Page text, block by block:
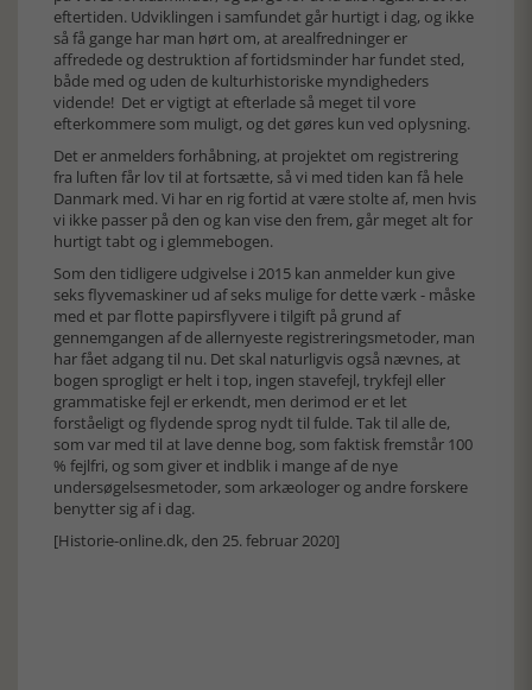
eftertiden. Udviklingen i samfundet går hurtigt i dag, og ikke
så få gange har man hørt om, at arealfredninger er
affredede og destruktion af fortidsminder har fundet sted,
både med og uden de kulturhistoriske myndigheders
vidende! Det er vigtigt at efterlade så meget til vore
efterkommere som muligt, og det gøres kun ved oplysning.
Det er anmelders forhåbning, at projektet om registrering
fra luften får lov til at fortsætte, så vi med tiden kan få hele
Danmark med. Vi har en rig fortid at være stolte af, men hvis
vi ikke passer på den og kan vise den frem, går meget alt for
hurtigt tabt og i glemmebogen.
Som den tidligere udgivelse i 2015 kan anmelder kun give
seks flyvemaskiner ud af seks mulige for dette værk - måske
med et par flotte papirsflyvere i tilgift på grund af
gennemgangen af de allernyeste registreringsmetoder, man
har fået adgang til nu. Det skal naturligvis også nævnes, at
bogen sprogligt er helt i top, ingen stavefejl, trykfejl eller
grammatiske fejl er erkendt, men derimod er et let
forståeligt og flydende sprog nydt til fulde. Tak til alle de,
som var med til at lave denne bog, som faktisk fremstår 100
% fejlfri, og som giver et indblik i mange af de nye
undersøgelsesmetoder, som arkæologer og andre forskere
benytter sig af i dag.
[Historie-online.dk, den 25. februar 2020]